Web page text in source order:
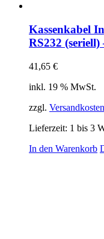
Kassenkabel
RS232 (seriell)
41,65 €
inkl. 19 % MwSt.
zzgl. Versandkosten
Lieferzeit: 1 bis 3
In den Warenkorb